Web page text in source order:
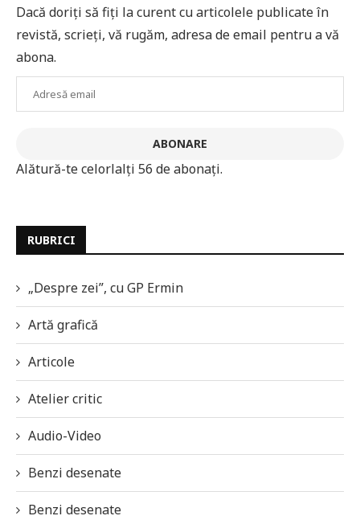
Dacă doriți să fiți la curent cu articolele publicate în
revistă, scrieți, vă rugăm, adresa de email pentru a vă
abona.
Adresă
ABONARE
Alătură-te celorlalți 56 de abonați.
RUBRICI
„Despre zei”, cu GP Ermin
Artă grafică
Articole
Atelier critic
Audio-Video
Benzi desenate
Benzi desenate